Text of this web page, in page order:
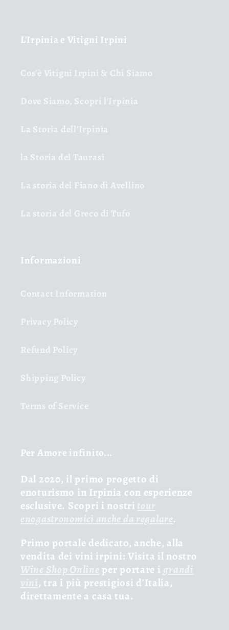
L'Irpinia e Vitigni Irpini
Cos'è Vitigni Irpini & Chi Siamo
Dove Siamo, Scopri l'Irpinia
La Storia dell'Irpinia
la Storia del Taurasi
La storia del Fiano di Avellino
La storia del Greco di Tufo
Informazioni
Contact Information
Privacy Policy
Refund Policy
Shipping Policy
Terms of Service
Per Amore infinito...
Dal 2020, il primo progetto di
enoturismo in Irpinia con esperienze
esclusive. Scopri i nostri tour
enogastronomici anche da regalare.
Primo portale dedicato, anche, alla
vendita dei vini irpini: Visita il nostro
Wine Shop Online per portare i grandi
vini, tra i più prestigiosi d'Italia,
direttamente a casa tua.